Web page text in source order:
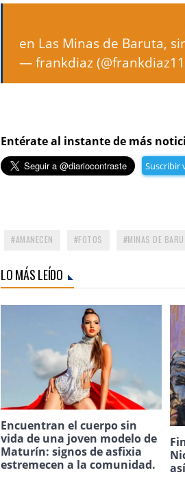
en Las Minas de Baruta,
— frankdiaz
Entérate al instante de más
Suscribir
AMANECEN FOTOS MINAS DE
LO MÁS LEÍDO
Encuentran el cuerpo sin
vida de una joven modelo de
Maturín: signos de asfixia
estremecen a la comunidad.